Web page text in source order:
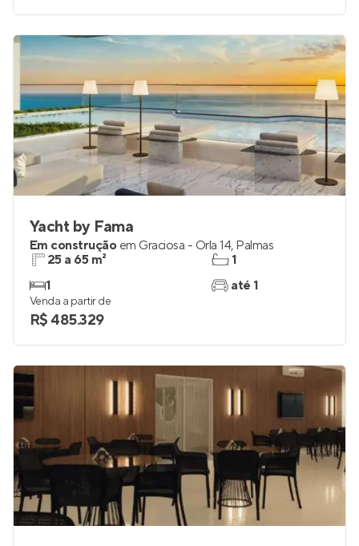
Yacht by Fama
Em construção em Graciosa - Orla 14, Palmas
25 a 65 m²
1
1
até 1
Venda a partir de
R$ 485.329